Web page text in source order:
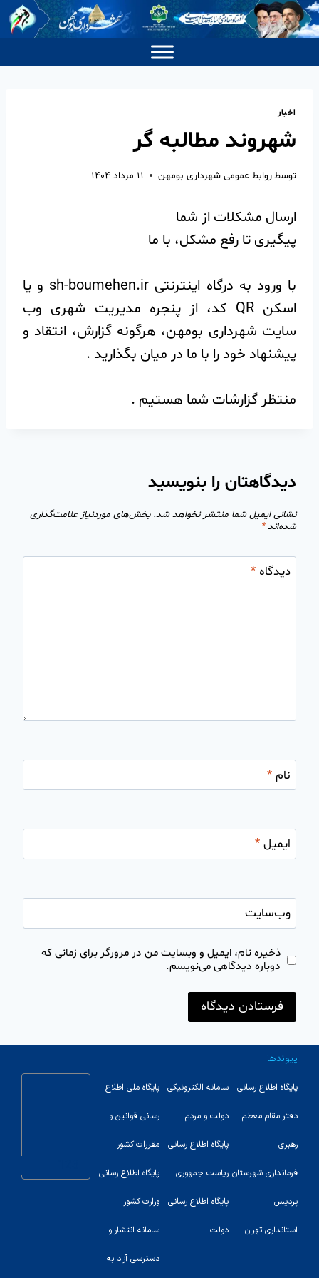
اخبار
شهروند مطالبه گر
توسطروابط عمومی شهرداری بومهن ۱۱ مرداد ۱۴۰۴
ارسال مشکلات از شما
پیگیری تا رفع مشکل، با ما
با ورود به درگاه اینترنتی sh-boumehen.ir و یا
اسکن QR کد، از پنجره مدیریت شهری وب
سایت شهرداری بومهن، هرگونه گزارش، انتقاد و
پیشنهاد خود را با ما در میان بگذارید‌ .
منتظر گزارشات شما هستیم‌ .
دیدگاهتان را بنویسید
نشانی ایمیل شما منتشر نخواهد شد. بخش‌های موردنیاز علامت‌گذاری
شده‌اند*
دیدگاه*
نام*
ایمیل*
وب‌سایت
ذخیره نام، ایمیل و وبسایت من در مرورگر برای زمانی که
دوباره دیدگاهی می‌نویسم.
پیوندها
پایگاه اطلاع رسانی
دفتر مقام معظم
رهبری
فرمانداری شهرستان
پردیس
استانداری تهران
سامانه الکترونیکی
دولت و مردم
پایگاه اطلاع رسانی
ریاست جمهوری
پایگاه اطلاع رسانی
دولت
پایگاه ملی اطلاع
رسانی قوانین و
مقررات کشور
پایگاه اطلاع رسانی
وزارت کشور
سامانه انتشار و
دسترسی آزاد به